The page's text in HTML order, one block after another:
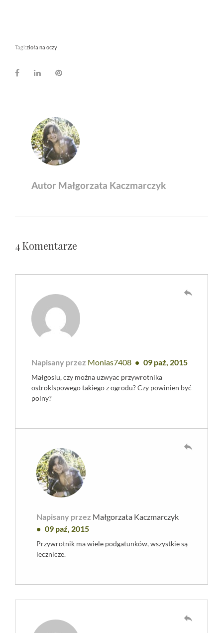
Tagi:zioła na oczy
FacebookLinkedInPinterest
Autor Małgorzata Kaczmarczyk
4 Komentarze
Napisany przez Monias7408 09 paź, 2015
Małgosiu, czy można uzwyac przywrotnika
ostroklspowego takiego z ogrodu? Czy powinien być
polny?
reply
Napisany przez Małgorzata Kaczmarczyk
09 paź, 2015
Przywrotnik ma wiele podgatunków, wszystkie są
lecznicze.
reply
reply